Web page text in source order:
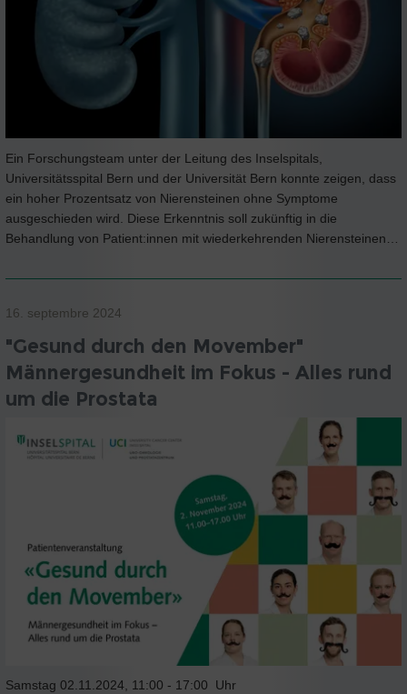
Ein Forschungsteam unter der Leitung des Inselspitals,
Universitätsspital Bern und der Universität Bern konnte zeigen, dass
ein hoher Prozentsatz von Nierensteinen ohne Symptome
ausgeschieden wird. Diese Erkenntnis soll zukünftig in die
Behandlung von Patient:innen mit wiederkehrenden Nierensteinen…
16. septembre 2024
"Gesund durch den Movember"
Männergesundheit im Fokus - Alles rund
um die Prostata
Samstag 02.11.2024, 11:00 - 17:00 Uhr